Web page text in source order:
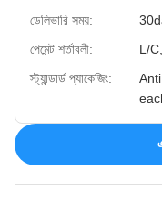
ডেলিভারি সময়:
পেমেন্ট শর্তাবলী:
L/
স্ট্যান্ডার্ড প্যাকেজিং: